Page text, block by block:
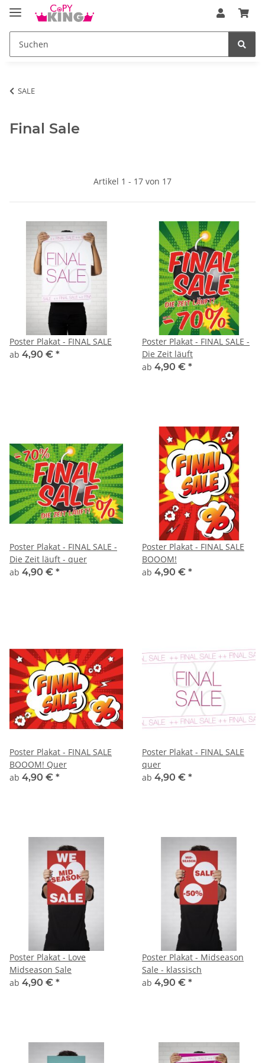
SALE
Final Sale
Artikel 1 - 17 von 17
Poster Plakat - FINAL SALE
ab 4,90 € *
Poster Plakat - FINAL SALE -
Die Zeit läuft
ab 4,90 € *
Poster Plakat - FINAL SALE -
Die Zeit läuft - quer
ab 4,90 € *
Poster Plakat - FINAL SALE
BOOOM!
ab 4,90 € *
Poster Plakat - FINAL SALE
BOOOM! Quer
ab 4,90 € *
Poster Plakat - FINAL SALE
quer
ab 4,90 € *
Poster Plakat - Love
Midseason Sale
ab 4,90 € *
Poster Plakat - Midseason
Sale - klassisch
ab 4,90 € *